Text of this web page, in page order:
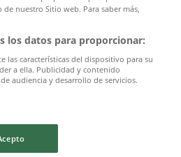
nuestro Sitio web. Para saber más,
los datos para proporcionar:
las características del dispositivo para su
a ella. Publicidad y contenido
audiencia y desarrollo de servicios.